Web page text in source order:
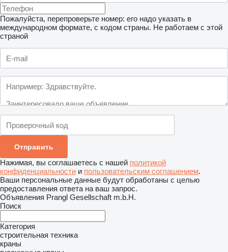
Пожалуйста, перепроверьте номер: его надо указать в
международном формате, с кодом страны. Не работаем с этой
страной
Нажимая, вы соглашаетесь с нашей политикой
конфиденциальности и пользовательским соглашением.
Ваши персональные данные будут обработаны с целью
предоставления ответа на ваш запрос.
Объявления Prangl Gesellschaft m.b.H.
Поиск
Категория
строительная техника
краны